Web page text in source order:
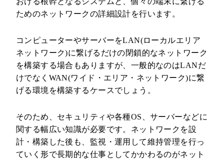
ためのネットワークの詳細設計を行います。
コンピューターやサーバーをLAN(ローカルエリア
ネットワーク)に繋げるだけの閉鎖的なネットワーク
を構築する場合もありますが、一般的なのはLANだ
けでなくWAN(ワイド・エリア・ネットワーク)に繋
げる環境を構築するケースでしょう。
そのため、セキュリティや各種OS、サーバーなどに
関する幅広い知識が必要です。ネットワークを設
計・構築した後も、監視・運用して維持管理を行っ
ていく形で長期的な仕事としてかかわるのがネット